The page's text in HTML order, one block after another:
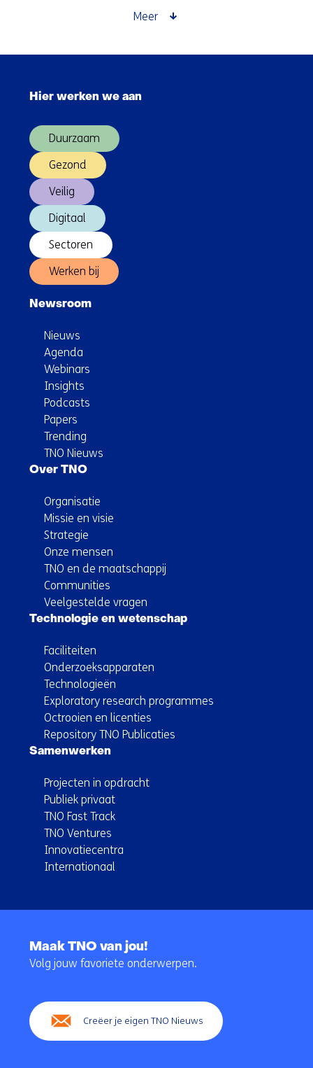
Meer
Hier werken we aan
Duurzaam
Gezond
Veilig
Digitaal
Sectoren
Werken bij
Newsroom
Nieuws
Agenda
Webinars
Insights
Podcasts
Papers
Trending
TNO Nieuws
Over TNO
Organisatie
Missie en visie
Strategie
Onze mensen
TNO en de maatschappij
Communities
Veelgestelde vragen
Technologie en wetenschap
Faciliteiten
Onderzoeksapparaten
Technologieën
Exploratory research programmes
Octrooien en licenties
Repository TNO Publicaties
Samenwerken
Projecten in opdracht
Publiek privaat
TNO Fast Track
TNO Ventures
Innovatiecentra
Internationaal
navigatie
Maak TNO van jou!
Volg jouw favoriete onderwerpen.
Creëer je eigen TNO Nieuws